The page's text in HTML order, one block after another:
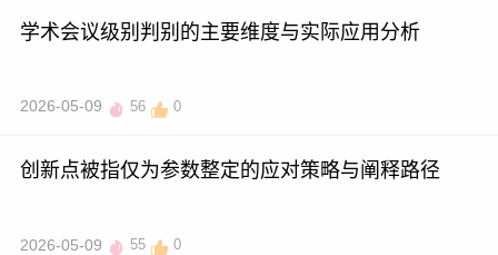
学术会议级别判别的主要维度与实际应用分析
2026-05-09 56 0
创新点被指仅为参数整定的应对策略与阐释路径
2026-05-09 55 0